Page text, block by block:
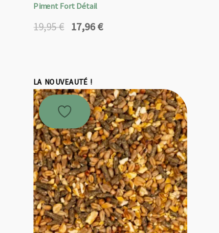
Piment Fort Détail
19,95€
Le
19,95 €.
17,96€
Le
17,96 €.
LA NOUVEAUTÉ !